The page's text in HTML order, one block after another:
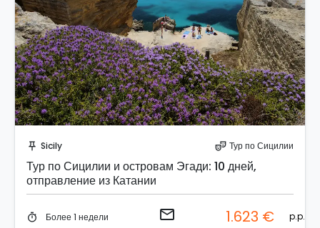
push_pin Sicily theater_comedy Тур по Сицилии
Тур по Сицилии и островам Эгади: 10 дней,
отправление из Катании
timer Более 1 недели email 1.623 € p.p.